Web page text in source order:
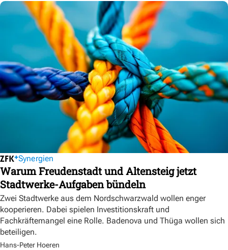
Synergien
Warum Freudenstadt und Altensteig jetzt
Stadtwerke-Aufgaben bündeln
Zwei Stadtwerke aus dem Nordschwarzwald wollen enger
kooperieren. Dabei spielen Investitionskraft und
Fachkräftemangel eine Rolle. Badenova und Thüga wollen sich
beteiligen.
Hans-Peter Hoeren